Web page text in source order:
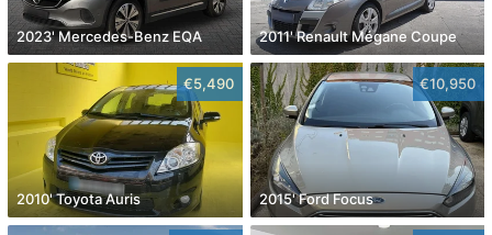
2023' Mercedes-Benz EQA 2011' Renault Mégane Coupe
€5,490
2010' Toyota Auris
€10,950
2015' Ford Focus